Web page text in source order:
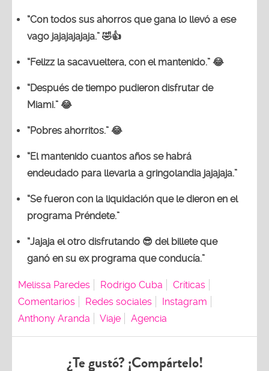
“Con todos sus ahorros que gana lo llevó a ese
vago jajajajajaja.” 🤣👍
“Felizz la sacavueltera, con el mantenido.” 😂
“Después de tiempo pudieron disfrutar de
Miami.” 😂
“Pobres ahorritos.” 😂
“El mantenido cuantos años se habrá
endeudado para llevarla a gringolandia jajajaja.”
“Se fueron con la liquidación que le dieron en el
programa Préndete.”
“Jajaja el otro disfrutando 😎 del billete que
ganó en su ex programa que conducía.”
Melissa Paredes Rodrigo Cuba
Críticas
Comentarios
Redes sociales
Instagram
Anthony Aranda
Viaje Agencia
¿Te gustó? ¡Compártelo!